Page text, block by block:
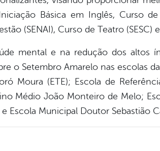
Básica em Inglês, Curso
(SENAI), Curso de Teatro (SESC)
mental e na redução dos altos
o Setembro Amarelo nas escolas
Moura (ETE); Escola de
Médio João Monteiro de Melo;
Escola Municipal Doutor Sebastião